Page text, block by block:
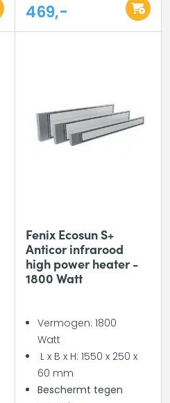
469,-
Fenix Ecosun S+
Anticor infrarood
high power heater -
1800 Watt
Vermogen: 1800
Watt
L x B x H: 1550 x 250 x
60 mm
Beschermt tegen